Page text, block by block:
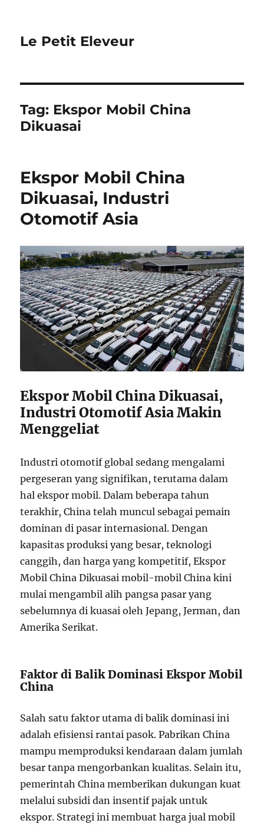
Le Petit Eleveur
Tag: Ekspor Mobil China
Dikuasai
Ekspor Mobil China
Dikuasai, Industri
Otomotif Asia
Ekspor Mobil China Dikuasai,
Industri Otomotif Asia Makin
Menggeliat
Industri otomotif global sedang mengalami
pergeseran yang signifikan, terutama dalam
hal ekspor mobil. Dalam beberapa tahun
terakhir, China telah muncul sebagai pemain
dominan di pasar internasional. Dengan
kapasitas produksi yang besar, teknologi
canggih, dan harga yang kompetitif, Ekspor
Mobil China Dikuasai mobil-mobil China kini
mulai mengambil alih pangsa pasar yang
sebelumnya di kuasai oleh Jepang, Jerman, dan
Amerika Serikat.
Faktor di Balik Dominasi Ekspor Mobil
China
Salah satu faktor utama di balik dominasi ini
adalah efisiensi rantai pasok. Pabrikan China
mampu memproduksi kendaraan dalam jumlah
besar tanpa mengorbankan kualitas. Selain itu,
pemerintah China memberikan dukungan kuat
melalui subsidi dan insentif pajak untuk
ekspor. Strategi ini membuat harga jual mobil